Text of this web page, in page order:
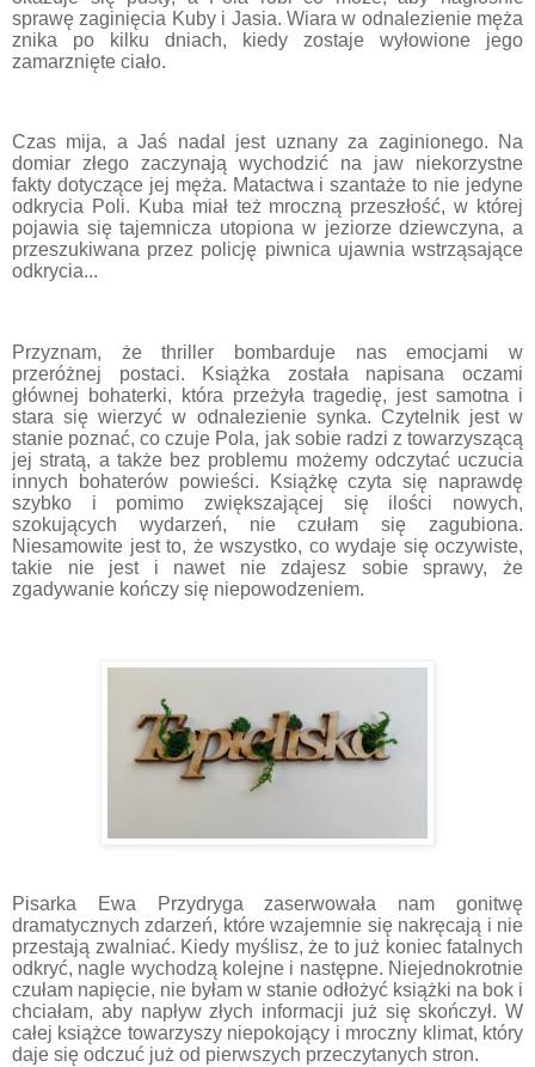
sprawę zaginięcia Kuby i Jasia. Wiara w odnalezienie męża
znika po kilku dniach, kiedy zostaje wyłowione jego
zamarznięte ciało.
Czas mija, a Jaś nadal jest uznany za zaginionego. Na
domiar złego zaczynają wychodzić na jaw niekorzystne
fakty dotyczące jej męża. Matactwa i szantaże to nie jedyne
odkrycia Poli. Kuba miał też mroczną przeszłość, w której
pojawia się tajemnicza utopiona w jeziorze dziewczyna, a
przeszukiwana przez policję piwnica ujawnia wstrząsające
odkrycia...
Przyznam, że thriller bombarduje nas emocjami w
przeróżnej postaci. Książka została napisana oczami
głównej bohaterki, która przeżyła tragedię, jest samotna i
stara się wierzyć w odnalezienie synka. Czytelnik jest w
stanie poznać, co czuje Pola, jak sobie radzi z towarzyszącą
jej stratą, a także bez problemu możemy odczytać uczucia
innych bohaterów powieści. Książkę czyta się naprawdę
szybko i pomimo zwiększającej się ilości nowych,
szokujących wydarzeń, nie czułam się zagubiona.
Niesamowite jest to, że wszystko, co wydaje się oczywiste,
takie nie jest i nawet nie zdajesz sobie sprawy, że
zgadywanie kończy się niepowodzeniem.
Pisarka Ewa Przydryga zaserwowała nam gonitwę
dramatycznych zdarzeń, które wzajemnie się nakręcają i nie
przestają zwalniać. Kiedy myślisz, że to już koniec fatalnych
odkryć, nagle wychodzą kolejne i następne. Niejednokrotnie
czułam napięcie, nie byłam w stanie odłożyć książki na bok i
chciałam, aby napływ złych informacji już się skończył. W
całej książce towarzyszy niepokojący i mroczny klimat, który
daje się odczuć już od pierwszych przeczytanych stron.